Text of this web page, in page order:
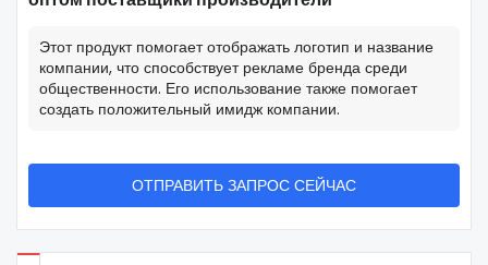
Этот продукт помогает отображать логотип и название
компании, что способствует рекламе бренда среди
общественности. Его использование также помогает
создать положительный имидж компании.
ОТПРАВИТЬ ЗАПРОС СЕЙЧАС